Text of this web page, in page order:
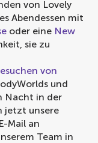
von Lovely
Abendessen mit
oder eine New
sie zu
von
und
Nacht in der
jetzt unsere
Mail an
Team in